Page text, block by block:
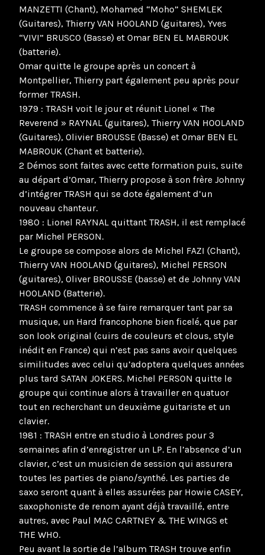
MANZETTI (Chant), Mohamed “Moho” SHEMLEK
(Guitares), Thierry VAN HOOLAND (guitares), Yves
“VIVI” BRUSCO (Basse) et Omar BEN EL MABROUK
(batterie).
Omar quitte le groupe après un concert à
Montpellier, Thierry part également peu après pour
former TRASH.
1979 : TRASH voit le jour et réunit Lionel « The
Reverend » RAYNAL (guitares), Thierry VAN HOOLAND
(Guitares), Olivier BROUSSE (Basse) et Omar BEN EL
MABROUK (Chant et batterie).
2 Démos sont faites avec cette formation puis, suite
au départ d’Omar, Thierry propose à son frère Johnny
d’intégrer TRASH qui se dote également d’un
nouveau chanteur.
1980 : Lionel RAYNAL quittant TRASH, il est remplacé
par Michel PERSON.
Le groupe se compose alors de Michel FAZI (Chant),
Thierry VAN HOOLAND (guitares), Michel PERSON
(guitares), Oliver BROUSSE (basse) et de Johnny VAN
HOOLAND (Batterie).
TRASH commence à se faire remarquer tant par sa
musique, un Hard francophone bien ficelé, que par
son look original (cuirs de couleurs et clous, style
inédit en France) qui n’est pas sans avoir quelques
similitudes avec celui qu’adoptera quelques années
plus tard SATAN JOKERS. Michel PERSON quitte le
groupe qui continue alors à travailler en quatuor
tout en recherchant un deuxième guitariste et un
clavier.
1981 : TRASH entre en studio à Londres pour 3
semaines afin d’enregistrer un LP. En l’absence d’un
clavier, c’est un musicien de session qui assurera
toutes les parties de piano/synthé. Les parties de
saxo seront quant à elles assurées par Howie CASEY,
saxophoniste de renom ayant déjà travaillé, entre
autres, avec Paul MAC CARTNEY & THE WINGS et
THE WHO.
Peu avant la sortie de l’album TRASH trouve enfin